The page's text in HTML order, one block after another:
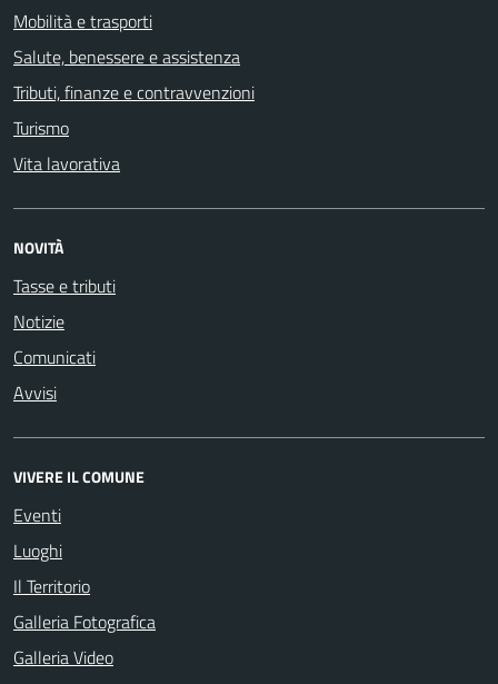
Mobilità e trasporti
Salute, benessere e assistenza
Tributi, finanze e contravvenzioni
Turismo
Vita lavorativa
NOVITÀ
Tasse e tributi
Notizie
Comunicati
Avvisi
VIVERE IL COMUNE
Eventi
Luoghi
Il Territorio
Galleria Fotografica
Galleria Video